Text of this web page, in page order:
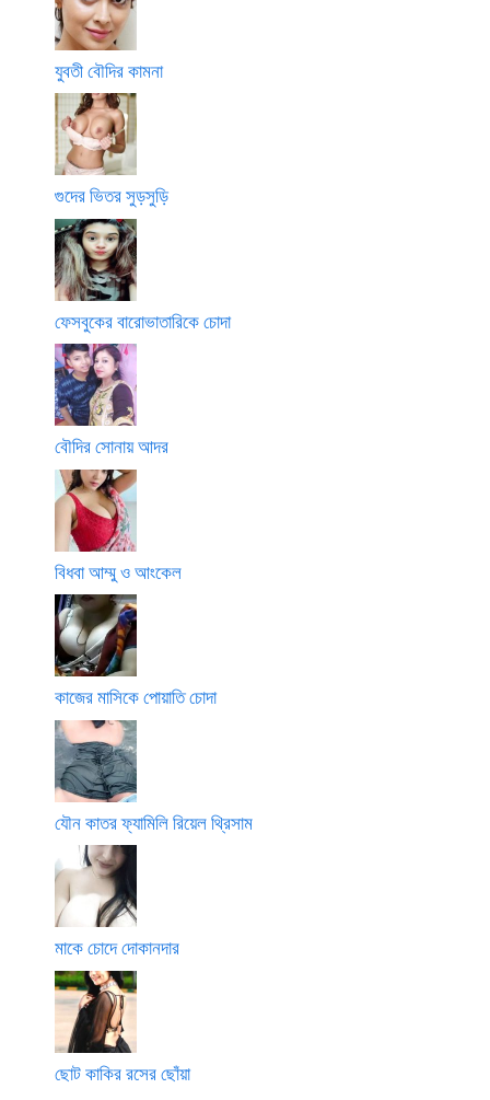
যুবতী বৌদির কামনা
গুদের ভিতর সুড়সুড়ি
ফেসবুকের বারোভাতারিকে চোদা
বৌদির সোনায় আদর
বিধবা আম্মু ও আংকেল
কাজের মাসিকে পোয়াতি চোদা
যৌন কাতর ফ্যামিলি রিয়েল থ্রিসাম
মাকে চোদে দোকানদার
ছোট কাকির রসের ছোঁয়া